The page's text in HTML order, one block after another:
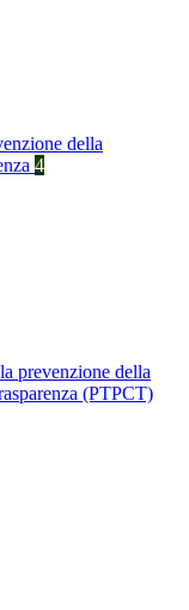
della
4
prevenzione della
(PTPCT)